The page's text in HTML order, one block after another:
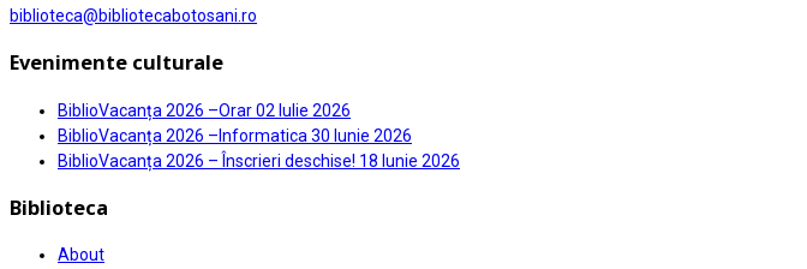
biblioteca@bibliotecabotosani.ro
Evenimente culturale
BiblioVacanța 2026 –Orar02 Iulie 2026
BiblioVacanța 2026 –Informatica 30 Iunie 2026
BiblioVacanța 2026 – Înscrieri deschise! 18 Iunie 2026
Biblioteca
About